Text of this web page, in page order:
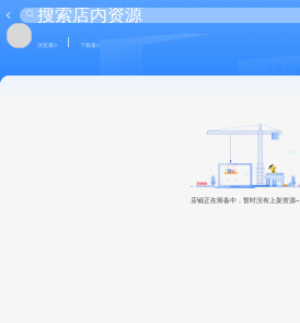
浏览量0 下载量0
店铺正在筹备中，暂时没有上架资源~